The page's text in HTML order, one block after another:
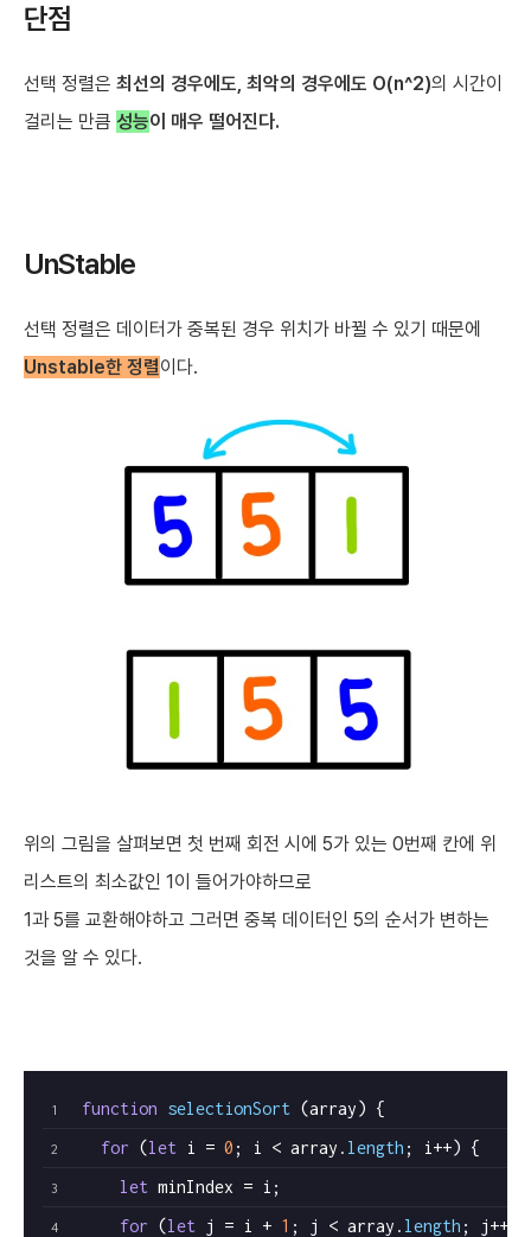
단점
선택 정렬은 최선의 경우에도, 최악의 경우에도 O(n^2)의 시간이
걸리는 만큼 성능이 매우 떨어진다.
UnStable
선택 정렬은 데이터가 중복된 경우 위치가 바뀔 수 있기 때문에
Unstable한 정렬이다.
위의 그림을 살펴보면 첫 번째 회전 시에 5가 있는 0번째 칸에 위
리스트의 최소값인 1이 들어가야하므로
1과 5를 교환해야하고 그러면 중복 데이터인 5의 순서가 변하는
것을 알 수 있다.
function selectionSort (array) {
for (let i = 0 ; i < array. length ; i++) {
let minIndex = i;
for (let j = i + 1 ; j < array. length ; j++)